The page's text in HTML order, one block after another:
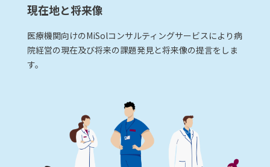
現在地と将来像
医療機関向けのMiSolコンサルティングサービスにより病
院経営の現在及び将来の課題発見と将来像の提言をしま
す。